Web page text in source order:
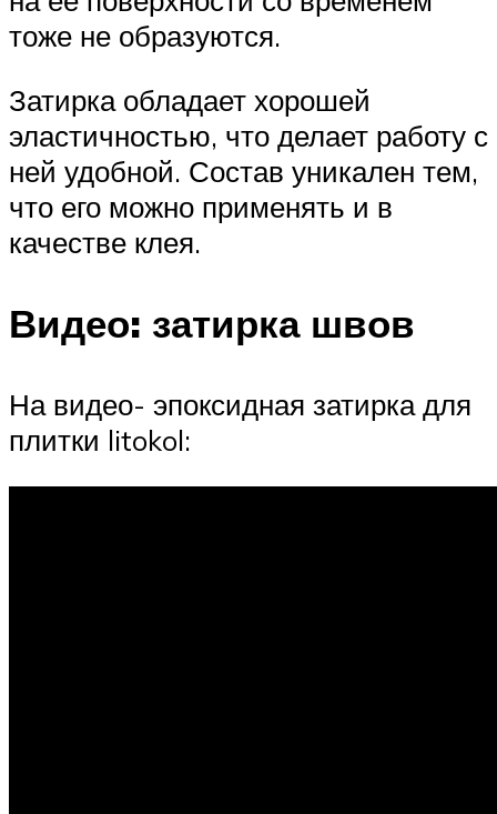
тоже не образуются.
Затирка обладает хорошей
эластичностью, что делает работу с
ней удобной. Состав уникален тем,
что его можно применять и в
качестве клея.
Видео: затирка швов
На видео- эпоксидная затирка для
плитки litokol: